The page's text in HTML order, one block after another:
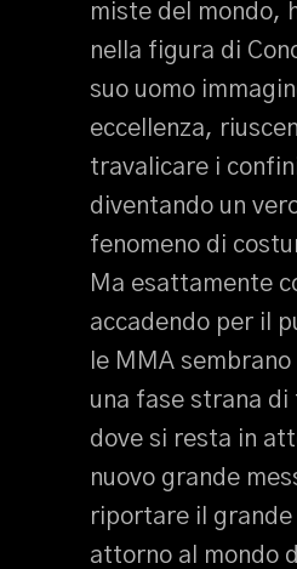
miste del mondo,
nella figura di
suo uomo
eccellenza,
travalicare i
diventando un
fenomeno di
Ma esattamente
accadendo per il
le MMA
una fase strana di
dove si resta in
nuovo grande
riportare il
attorno al mondo